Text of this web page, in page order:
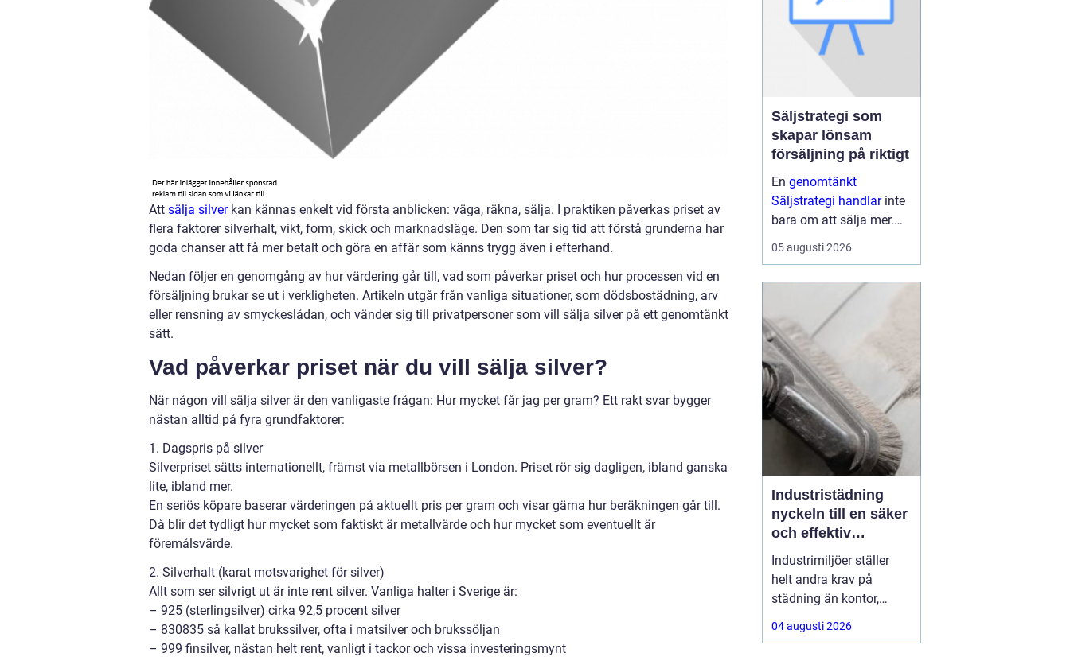
Att sälja silverkan kännas enkelt vid första anblicken: väga, räkna, sälja. I praktiken påverkas priset av
flera faktorer silverhalt, vikt, form, skick och marknadsläge. Den som tar sig tid att förstå grunderna har
goda chanser att få mer betalt och göra en affär som känns trygg även i efterhand.
Nedan följer en genomgång av hur värdering går till, vad som påverkar priset och hur processen vid en
försäljning brukar se ut i verkligheten. Artikeln utgår från vanliga situationer, som dödsbostädning, arv
eller rensning av smyckeslådan, och vänder sig till privatpersoner som vill sälja silver på ett genomtänkt
sätt.
Vad påverkar priset när du vill sälja silver?
När någon vill sälja silver är den vanligaste frågan: Hur mycket får jag per gram? Ett rakt svar bygger
nästan alltid på fyra grundfaktorer:
1. Dagspris på silver
Silverpriset sätts internationellt, främst via metallbörsen i London. Priset rör sig dagligen, ibland ganska
lite, ibland mer.
En seriös köpare baserar värderingen på aktuellt pris per gram och visar gärna hur beräkningen går till.
Då blir det tydligt hur mycket som faktiskt är metallvärde och hur mycket som eventuellt är
föremålsvärde.
2. Silverhalt (karat motsvarighet för silver)
Allt som ser silvrigt ut är inte rent silver. Vanliga halter i Sverige är:
– 925 (sterlingsilver) cirka 92,5 procent silver
– 830835 så kallat brukssilver, ofta i matsilver och brukssöljan
– 999 finsilver, nästan helt rent, vanligt i tackor och vissa investeringsmynt
Säljstrategi som
skapar lönsam
försäljning på riktigt
En genomtänkt
Säljstrategi handlarinte
bara om att sälja mer.
Den handlar om att sälja
rätt saker, till rätt kunder,
lönsamhet och
långsiktiga relationer
som mål. När företag ...
05 augusti 2026
Industristädning
nyckeln till en säker
och effektiv
arbetsplats
Industrimiljöer ställer
helt andra krav på
städning än kontor,
butiker eller hem. Tunga
maskiner,
04 augusti 2026